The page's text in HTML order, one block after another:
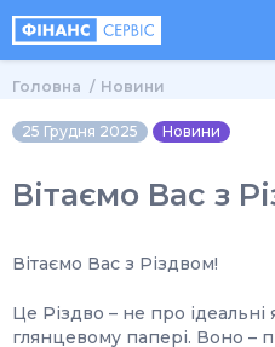
Головна Новини
25 Грудня 2025 Новини
Вітаємо Вас з
Вітаємо Вас з Різдвом!
Це Різдво – не про
глянцевому папері. Воно –